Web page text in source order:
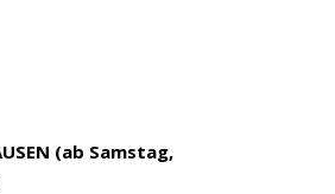
(ab Samstag,